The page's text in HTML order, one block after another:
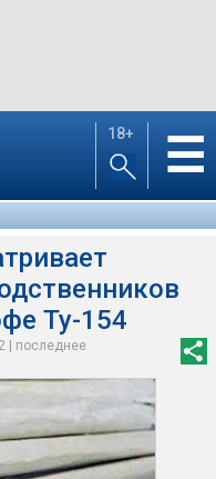
18+ ☰
Ту-154
| последнее